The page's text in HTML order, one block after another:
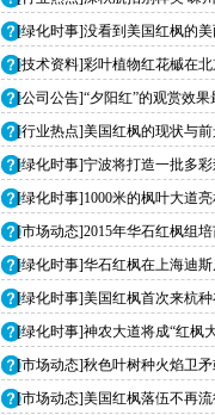
[绿化时事]没看到美国红枫的
[技术资料]彩叶植物红花槭在
[公司公告]“夕阳红”的观赏效果
[行业热点]美国红枫的现状与
[绿化时事]宁波将打造一批多
[绿化时事]1000米的枫叶大道
[市场动态]2015年华石红枫组
[绿化时事]华石红枫在上海迪
[绿化时事]美国红枫首次来杭
[绿化时事]神农大道将成“红枫
[市场动态]秋色叶树种火焰卫矛
[市场动态]美国红枫落伍不再